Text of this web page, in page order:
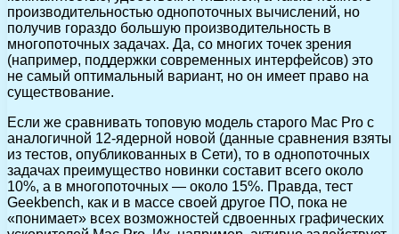
производительностью однопоточных вычислений, но
получив гораздо большую производительность в
многопоточных задачах. Да, со многих точек зрения
(например, поддержки современных интерфейсов) это
не самый оптимальный вариант, но он имеет право на
существование.
Если же сравнивать топовую модель старого Mac Pro с
аналогичной 12-ядерной новой (данные сравнения взяты
из тестов, опубликованных в Сети), то в однопоточных
задачах преимущество новинки составит всего около
10%, а в многопоточных — около 15%. Правда, тест
Geekbench, как и в массе своей другое ПО, пока не
«понимает» всех возможностей сдвоенных графических